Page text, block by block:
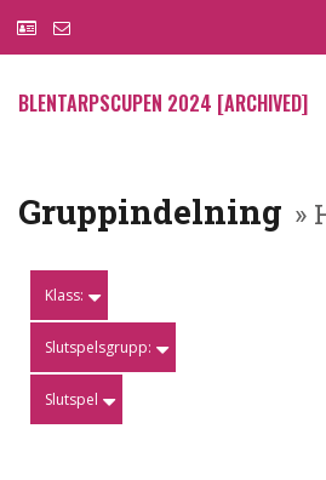
BLENTARPSCUPEN 2024 [ARCHIVED]
Gruppindelning »
Klass:
Slutspelsgrupp:
Slutspel